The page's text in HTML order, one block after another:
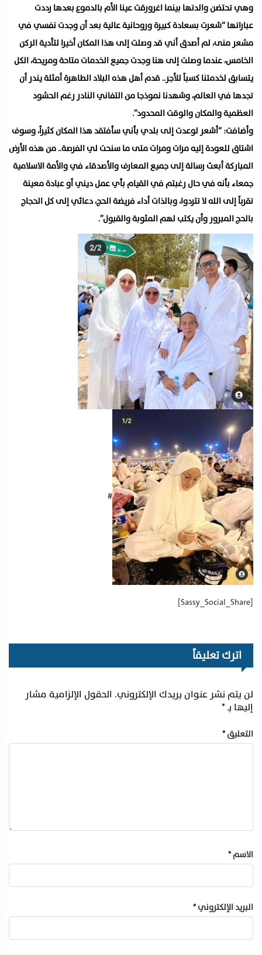
وهي تحتضن والدتها بينما اغرورقت عينا الأم بالدموع بعدها رددت
عباراتها “شعرت بسعادة كبيرة وروحانية عالية بعد أن وجدت نفسي في
مشعر منى، لم أصدق أني قد وصلت إلى هذا المكان أخيرا لتأدية الركن
الخامس، عندما وصلت إلى هنا وجدت جميع الخدمات متاحة ومريحة، الكل
يتسابق لخدمتنا كسباً للأجر.. قدم أهل هذه البلاد الطاهرة أمثلة يندر أن
تجدها في العالم، وشهدنا نموذجا من التفاني النادر رغم الحشود
العظمية والمكان والوقت المحدود”.
وأضافت: “أشعر لوعدت إلى بلدي بأني سأفتقد هذا المكان كثيراً، وسوف
اشتاق للعودة إليه مرات ومرات متى ما سنحت لي الفرصة.. من هذه الأرض
المباركة أبعث رسالة إلى جميع المعارف والأصدقاء في والأمة الاسلامية
جمعاء بأنه في حال رغبتم في القيام بأي عمل ديني أو عبادة معينة
تقرباً إلى الله لا تتردوا، وبالذات أداء فريضة الحج، دعائي إلى كل الحجاج
بالحج المبرور وأن يكتب لهم المثوبة والقبول”.
#
[Sassy_Social_Share]
اترك تعليقاً
لن يتم نشر عنوان بريدك الإلكتروني. الحقول الإلزامية مشار
إليها بـ*
التعليق*
الاسم*
البريد الإلكتروني*